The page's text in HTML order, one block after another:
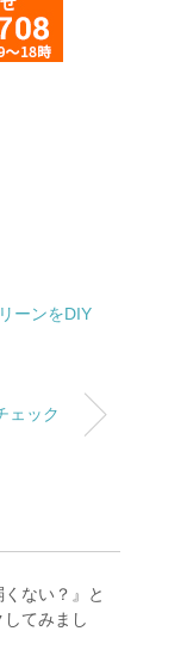
ーンをDIY
ェック
くない？』と
てみまし